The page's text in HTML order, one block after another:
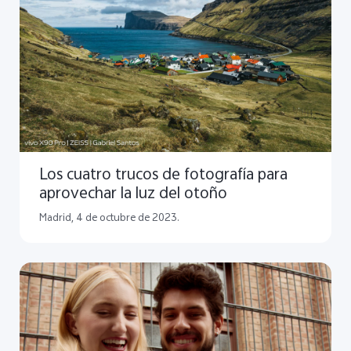
Los cuatro trucos de fotografía para
aprovechar la luz del otoño
Madrid, 4 de octubre de 2023.